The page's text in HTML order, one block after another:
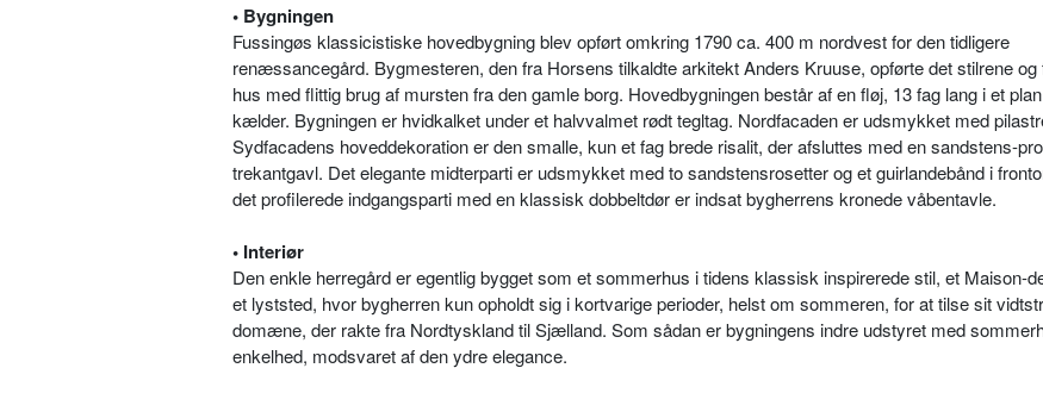
• Bygningen
Fussingøs klassicistiske hovedbygning blev opført omkring 1790 ca. 400 m nordvest for den tidligere
renæssancegård. Bygmesteren, den fra Horsens tilkaldte arkitekt Anders Kruuse, opførte det stilrene
hus med flittig brug af mursten fra den gamle borg. Hovedbygningen består af en fløj, 13 fag lang i et
kælder. Bygningen er hvidkalket under et halvvalmet rødt tegltag. Nordfacaden er udsmykket med
Sydfacadens hoveddekoration er den smalle, kun et fag brede risalit, der afsluttes med en sandstens-
trekantgavl. Det elegante midterparti er udsmykket med to sandstensrosetter og et guirlandebånd i
det profilerede indgangsparti med en klassisk dobbeltdør er indsat bygherrens kronede våbentavle.
• Interiør
Den enkle herregård er egentlig bygget som et sommerhus i tidens klassisk inspirerede stil, et Maison-
et lyststed, hvor bygherren kun opholdt sig i kortvarige perioder, helst om sommeren, for at tilse sit
domæne, der rakte fra Nordtyskland til Sjælland. Som sådan er bygningens indre udstyret med
enkelhed, modsvaret af den ydre elegance.